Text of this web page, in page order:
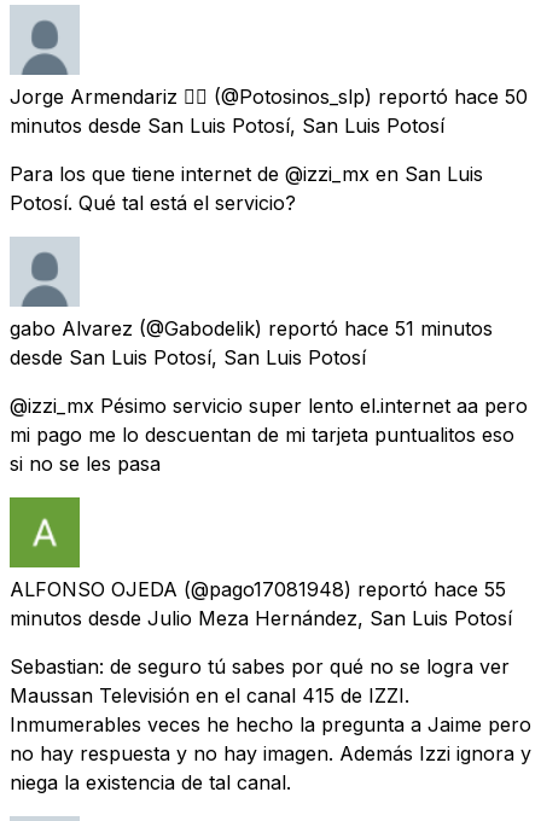
Jorge Armendariz ✍🏻 (@Potosinos_slp) reportó hace 50
minutos desde San Luis Potosí, San Luis Potosí
Para los que tiene internet de @izzi_mx en San Luis
Potosí. Qué tal está el servicio?
gabo Alvarez (@Gabodelik) reportó hace 51 minutos
desde San Luis Potosí, San Luis Potosí
@izzi_mx Pésimo servicio super lento el.internet aa pero
mi pago me lo descuentan de mi tarjeta puntualitos eso
si no se les pasa
ALFONSO OJEDA (@pago17081948) reportó hace 55
minutos desde Julio Meza Hernández, San Luis Potosí
Sebastian: de seguro tú sabes por qué no se logra ver
Maussan Televisión en el canal 415 de IZZI.
Inmumerables veces he hecho la pregunta a Jaime pero
no hay respuesta y no hay imagen. Además Izzi ignora y
niega la existencia de tal canal.